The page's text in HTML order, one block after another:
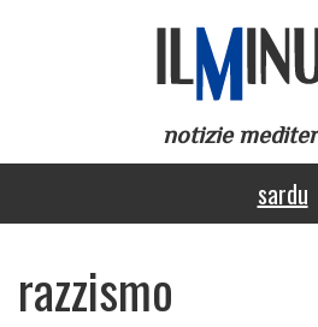
notizie
Navigazione
principale
sardu
razzismo